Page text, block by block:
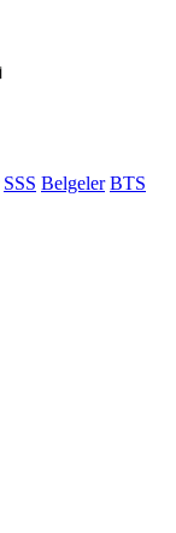
SSS Belgeler BTS